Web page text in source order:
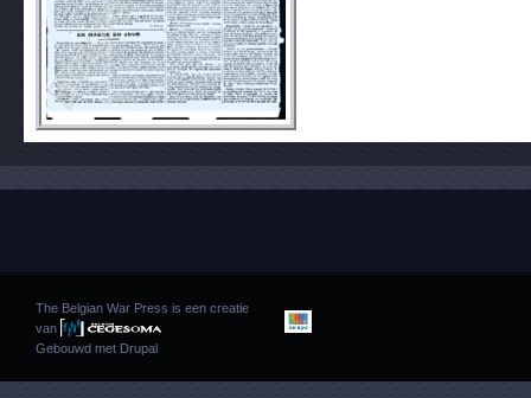
The Belgian War Press is een creatie
van
Gebouwd met Drupal